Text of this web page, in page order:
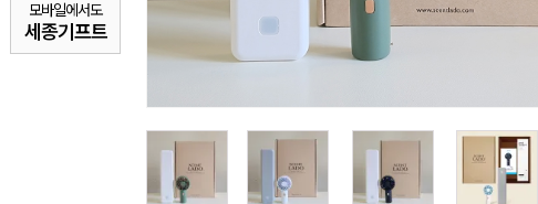
모바일에서도
세종기프트